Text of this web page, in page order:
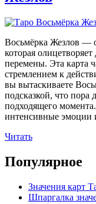
Восьмёрка Жезлов —
которая
перемены. Эта карта
стремлением к
вы вытаскиваете
подсказкой, что пора
подходящего
интенсивные
Читать«Значение
Восьмёрка
Популярное
Значения карт
Шпаргалка